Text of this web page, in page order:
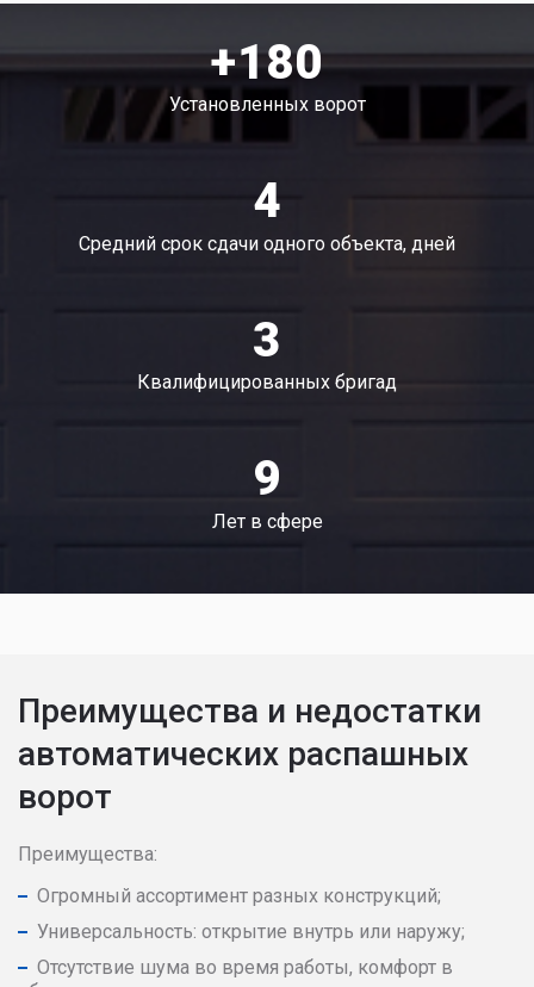
+180
Установленных ворот
4
Средний срок сдачи одного объекта, дней
3
Квалифицированных бригад
9
Лет в сфере
Преимущества и недостатки
автоматических распашных
ворот
Преимущества:
Огромный ассортимент разных конструкций;
Универсальность: открытие внутрь или наружу;
Отсутствие шума во время работы, комфорт в